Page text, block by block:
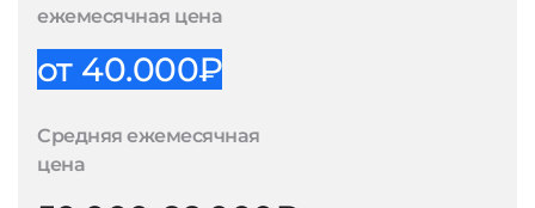
ежемесячная цена
от 40.000₽
Средняя ежемесячная
цена